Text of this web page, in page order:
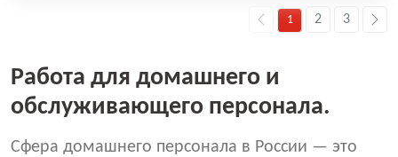
1 2 3
Работа для домашнего и
обслуживающего персонала.
Сфера домашнего персонала в России — это